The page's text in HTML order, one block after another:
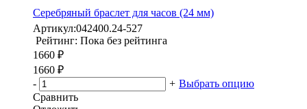
Серебряный браслет для часов (24 мм)
Артикул:042400.24-527
Рейтинг: Пока без рейтинга
1660 ₽
1660 ₽
-
+ Выбрать опцию
Сравнить